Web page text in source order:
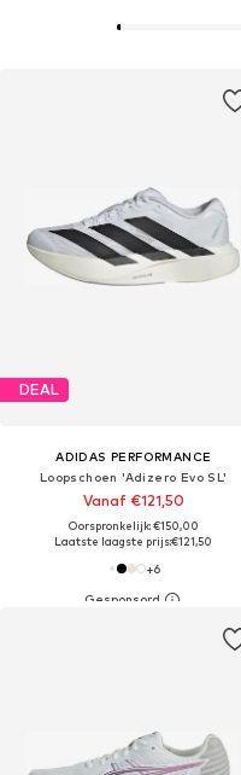
DEAL
ADIDAS PERFORMANCE
Loopschoen 'Adizero Evo SL'
Vanaf €121,50
Oorspronkelijk: €150,00
Laatste laagste prijs:€121,50
+6